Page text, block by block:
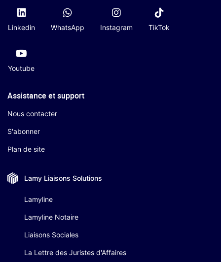
Linkedin WhatsApp Instagram TikTok
Youtube
Assistance et support
Nous contacter
S'abonner
Plan de site
Lamy Liaisons Solutions
Lamyline
Lamyline Notaire
Liaisons Sociales
La Lettre des Juristes d'Affaires